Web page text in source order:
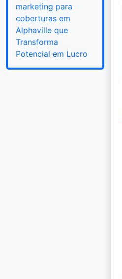
marketing para
coberturas em
Alphaville que
Transforma
Potencial em Lucro